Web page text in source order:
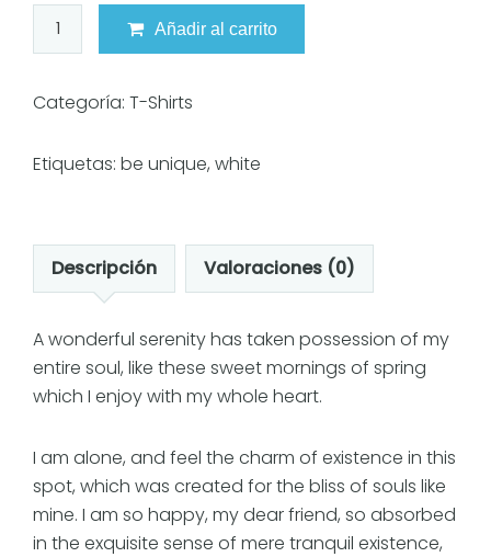
White
cantidad
Añadir al carrito
Categoría: T-Shirts
Etiquetas: be unique, white
Descripción Valoraciones (0)
A wonderful serenity has taken possession of my
entire soul, like these sweet mornings of spring
which I enjoy with my whole heart.
I am alone, and feel the charm of existence in this
spot, which was created for the bliss of souls like
mine. I am so happy, my dear friend, so absorbed
in the exquisite sense of mere tranquil existence,